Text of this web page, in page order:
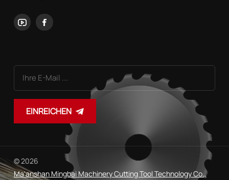
EINREICHEN
© 2026
Ma'anshan Mingbai Machinery Cutting Tool Technology Co.,